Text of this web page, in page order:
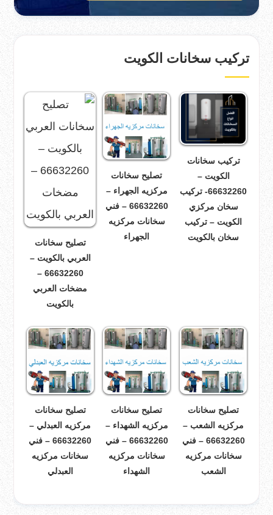
تركيب سخانات الكويت
تركيب سخانات
الكويت –
66632260- تركيب
سخان مركزي
الكويت – تركيب
سخان بالكويت
تصليح سخانات
مركزيه الجهراء –
66632260 – فني
سخانات مركزيه
الجهراء
تصليح سخانات
العربي بالكويت –
66632260 –
مضخات العربي
بالكويت
تصليح سخانات
مركزيه الشعب –
66632260 – فني
سخانات مركزيه
الشعب
تصليح سخانات
مركزيه الشهداء –
66632260 – فني
سخانات مركزيه
الشهداء
تصليح سخانات
مركزيه العبدلي –
66632260 – فني
سخانات مركزيه
العبدلي